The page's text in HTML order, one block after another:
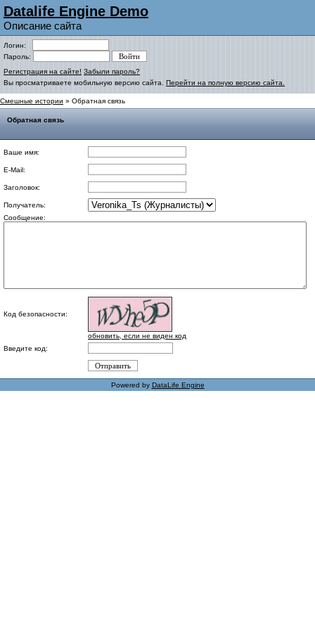
Datalife Engine Demo
Описание сайта
Логин:
Пароль:
Регистрация на сайте! Забыли пароль?
Вы просматриваете мобильную версию сайта. Перейти на полную версию сайта.
Смешные истории » Обратная связь
Обратная связь
Ваше имя:
E-Mail:
Заголовок:
Получатель:
Сообщение:
Код безопасности:
обновить, если не виден код
Введите код:
Powered by DataLife Engine